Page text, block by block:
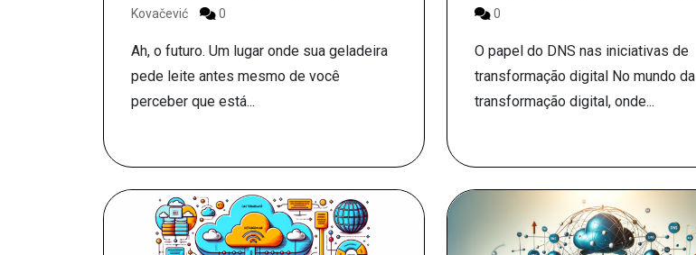
Kovačević
0
Ah, o futuro. Um lugar onde sua geladeira
pede leite antes mesmo de você
perceber que está...
0
O papel do DNS nas iniciativas de
transformação digital No mundo da
transformação digital, onde...